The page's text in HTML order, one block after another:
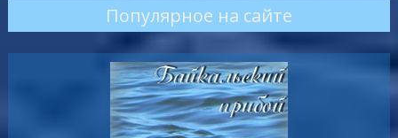
Популярное на сайте